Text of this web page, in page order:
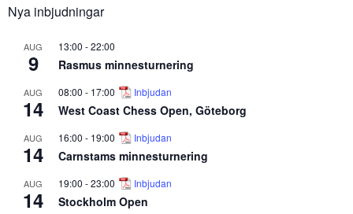
Nya inbjudningar
AUG
9
13:00 -22:00
Rasmus minnesturnering
AUG
14
08:00 - 17:00 Inbjudan
West Coast Chess Open, Göteborg
AUG
14
16:00 - 19:00 Inbjudan
Carnstams minnesturnering
AUG
14
19:00 -23:00 Inbjudan
Stockholm Open